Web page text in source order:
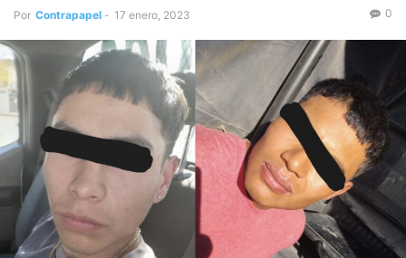
Por Contrapapel - 17 enero, 2023 0